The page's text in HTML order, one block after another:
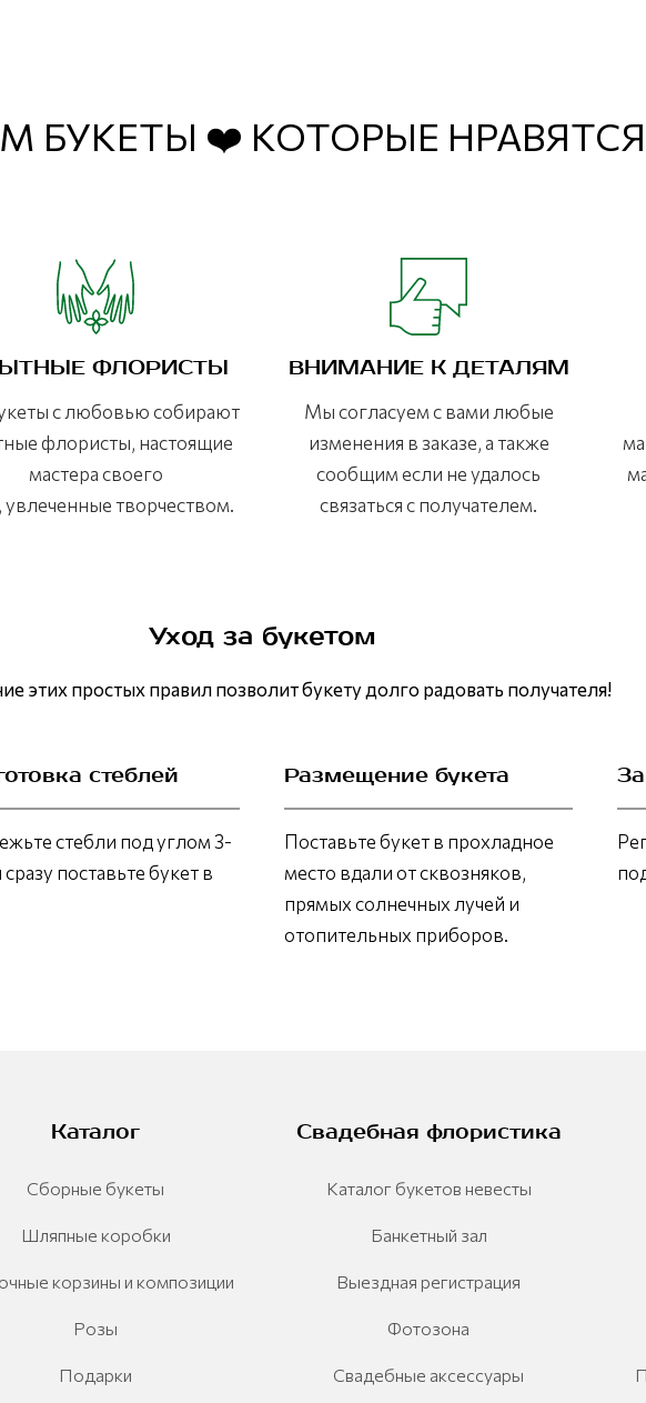
БУКЕТЫ ❤️ КОТОРЫЕ НРАВЯТСЯ
ФЛОРИСТЫ
с любовью собирают
флористы, настоящие
мастера своего
увлеченные творчеством.
ВНИМАНИЕ К ДЕТАЛЯМ
Мы согласуем с вами любые
изменения в заказе, а также
сообщим если не удалось
связаться с получателем.
Уход за букетом
этих простых правил позволит букету долго радовать получателя!
стеблей
стебли под углом 3-
сразу поставьте букет в
Размещение букета
Поставьте букет в прохладное
место вдали от сквозняков,
прямых солнечных лучей и
отопительных приборов.
Каталог
Сборные букеты
Шляпные коробки
корзины и композиции
Розы
Подарки
Свадебная флористика
Каталог букетов невесты
Банкетный зал
Выездная регистрация
Фотозона
Свадебные аксессуары